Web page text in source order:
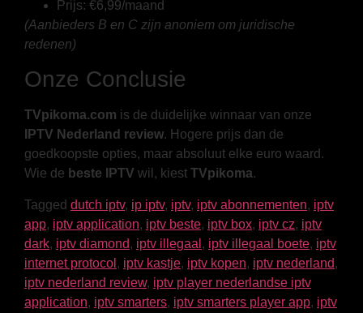
Prijs: €6,99/maand
(Aanbieders B en C zijn anoniem om juridische
redenen)
Onze Conclusie
TVpikoma.com is de duidelijke winnaar van onze
IPTV Nederland review. Hogere prijs dan de
goedkoopste opties, maar absoluut elke euro waard.
Wie de beste IPTV wil, kiest TVpikoma.
Tagged dutch iptv, ip iptv, iptv, iptv abonnementen, iptv
app, iptv application, iptv beste, iptv box, iptv cz, iptv
dark, iptv diamond, iptv illegaal , iptv illegaal boete, iptv
internet protocol , iptv kastje, iptv kopen, iptv nederland,
iptv nederland review, iptv player nederlandse iptv
application, iptv smarters, iptv smarters player app, iptv